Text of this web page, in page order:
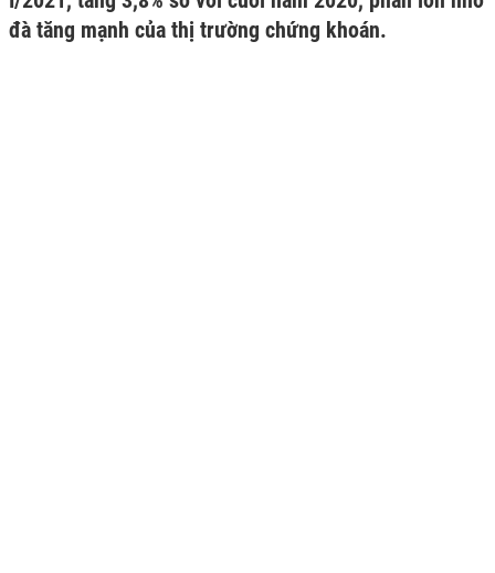
đà tăng mạnh của thị trường chứng khoán.